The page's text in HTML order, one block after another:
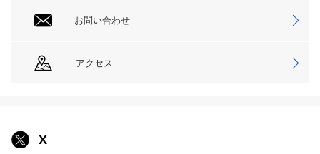
お問い合わせ
アクセス
X